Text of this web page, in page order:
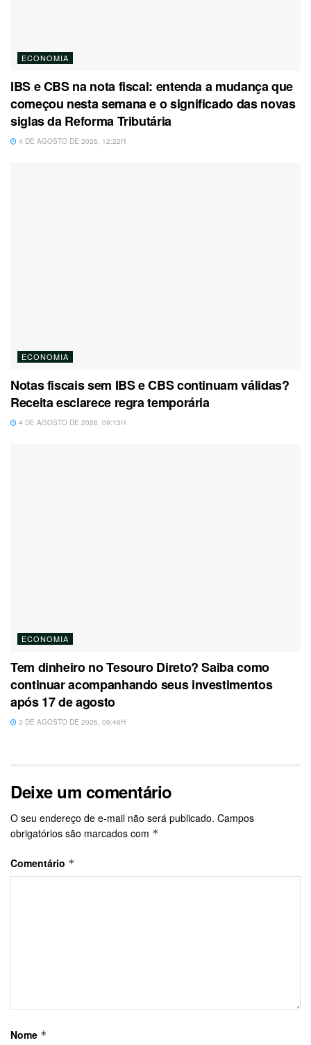
ECONOMIA
IBS e CBS na nota fiscal: entenda a mudança que
começou nesta semana e o significado das novas
siglas da Reforma Tributária
4 DE AGOSTO DE 2026, 12:22H
ECONOMIA
Notas fiscais sem IBS e CBS continuam válidas?
Receita esclarece regra temporária
4 DE AGOSTO DE 2026, 09:13H
ECONOMIA
Tem dinheiro no Tesouro Direto? Saiba como
continuar acompanhando seus investimentos
após 17 de agosto
3 DE AGOSTO DE 2026, 09:46H
Deixe um comentário
O seu endereço de e-mail não será publicado. Campos
obrigatórios são marcados com *
Comentário *
Nome *